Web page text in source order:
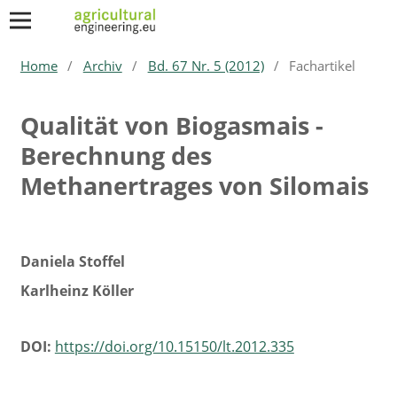
Home / Archiv / Bd. 67 Nr. 5 (2012) / Fachartikel
Qualität von Biogasmais -
Berechnung des
Methanertrages von Silomais
Daniela Stoffel
Karlheinz Köller
DOI: https://doi.org/10.15150/lt.2012.335